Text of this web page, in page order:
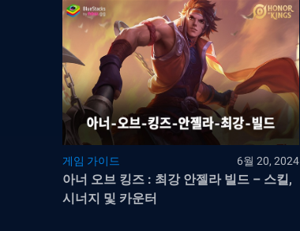
게임 가이드 6월 20, 2024
아너 오브 킹즈 : 최강 안젤라 빌드 – 스킬,
시너지 및 카운터